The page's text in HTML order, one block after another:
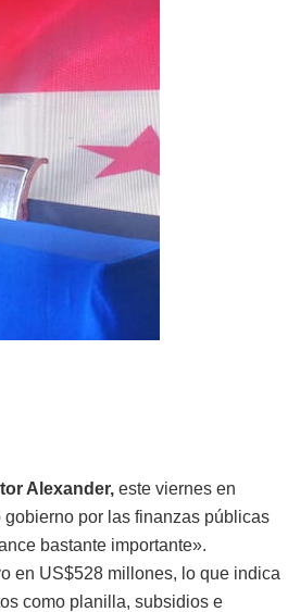
Alexander, este viernes en
por las finanzas públicas
bastante importante».
en US$528 millones, lo que indica
como planilla, subsidios e